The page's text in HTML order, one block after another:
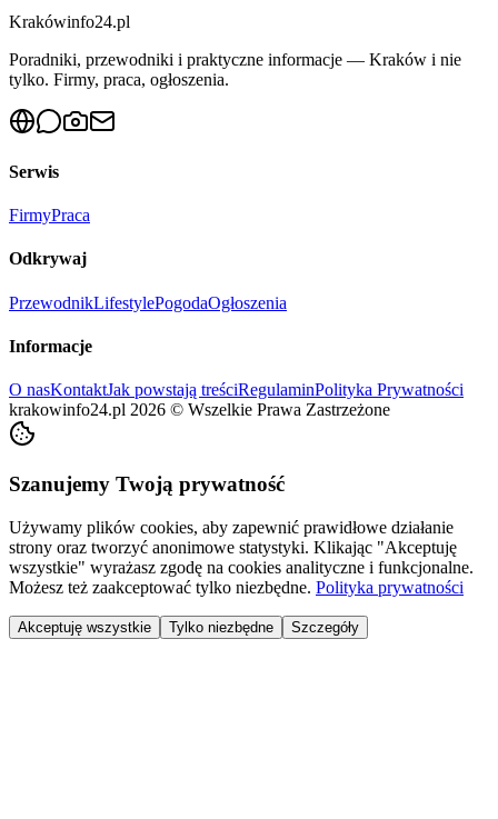
Krakówinfo24.pl
Poradniki, przewodniki i praktyczne informacje — Kraków i nie
tylko. Firmy, praca, ogłoszenia.
Serwis
FirmyPraca
Odkrywaj
PrzewodnikLifestylePogodaOgłoszenia
Informacje
O nasKontaktJak powstają treściRegulaminPolityka Prywatności
krakowinfo24.pl 2026 © Wszelkie Prawa Zastrzeżone
Szanujemy Twoją prywatność
Używamy plików cookies, aby zapewnić prawidłowe działanie
strony oraz tworzyć anonimowe statystyki. Klikając "Akceptuję
wszystkie" wyrażasz zgodę na cookies analityczne i funkcjonalne.
Możesz też zaakceptować tylko niezbędne. Polityka prywatności
Akceptuję wszystkie Tylko niezbędne Szczegóły